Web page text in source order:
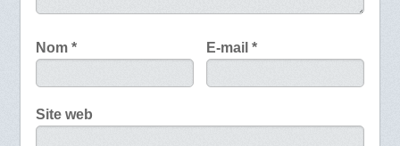
Nom * E-mail*
Site web